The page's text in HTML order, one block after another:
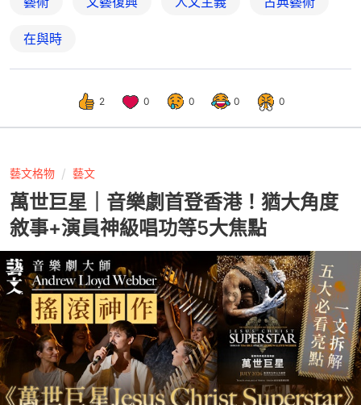
在與時
2 0 0 0 0
藝文格物 藝文
萬世巨星｜音樂劇首登香港！猶大角度
敘事+演員神級唱功等5大焦點